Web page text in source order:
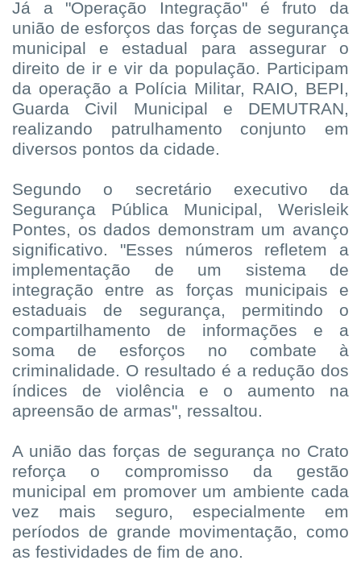
Já a "Operação Integração" é fruto da
união de esforços das forças de segurança
municipal e estadual para assegurar o
direito de ir e vir da população. Participam
da operação a Polícia Militar, RAIO, BEPI,
Guarda Civil Municipal e DEMUTRAN,
realizando patrulhamento conjunto em
diversos pontos da cidade.
Segundo o secretário executivo da
Segurança Pública Municipal, Werisleik
Pontes, os dados demonstram um avanço
significativo. "Esses números refletem a
implementação de um sistema de
integração entre as forças municipais e
estaduais de segurança, permitindo o
compartilhamento de informações e a
soma de esforços no combate à
criminalidade. O resultado é a redução dos
índices de violência e o aumento na
apreensão de armas", ressaltou.
A união das forças de segurança no Crato
reforça o compromisso da gestão
municipal em promover um ambiente cada
vez mais seguro, especialmente em
períodos de grande movimentação, como
as festividades de fim de ano.